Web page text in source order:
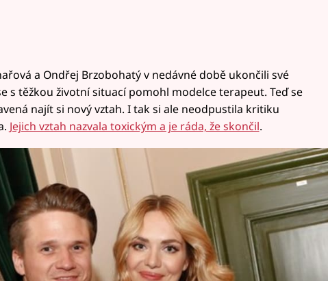
a Ondřej Brzobohatý v nedávné době ukončili své
s těžkou životní situací pomohl modelce terapeut. Teď se
najít si nový vztah. I tak si ale neodpustila kritiku
Jejich vztah nazvala toxickým a je ráda, že skončil.